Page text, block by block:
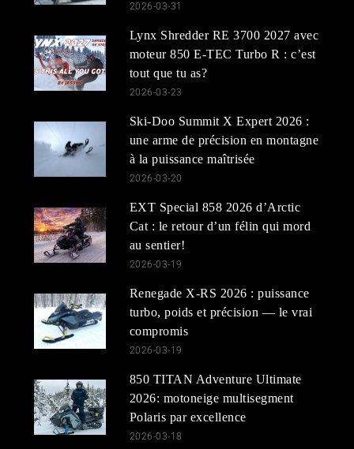
2026-03-31
Lynx Shredder RE 3700 2027 avec
moteur 850 E-TEC Turbo R : c’est
tout que tu as?
2026-03-23
Ski-Doo Summit X Expert 2026 :
une arme de précision en montagne
à la puissance maîtrisée
2026-03-20
EXT Special 858 2026 d’Arctic
Cat : le retour d’un félin qui mord
au sentier!
2026-03-19
Renegade X-RS 2026 : puissance
turbo, poids et précision — le vrai
compromis
2026-03-19
850 TITAN Adventure Ultimate
2026: motoneige multisegment
Polaris par excellence
2026-03-18